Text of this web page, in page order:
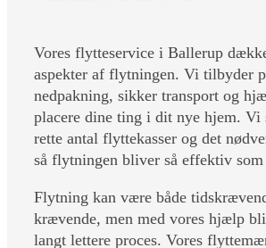
Vores flytteservice i Ballerup
aspekter af flytningen. Vi tilbyder
nedpakning, sikker transport og
placere dine ting i dit nye hjem. Vi
rette antal flyttekasser og det
så flytningen bliver så effektiv
Flytning kan være både
krævende, men med vores hjælp
langt lettere proces. Vores